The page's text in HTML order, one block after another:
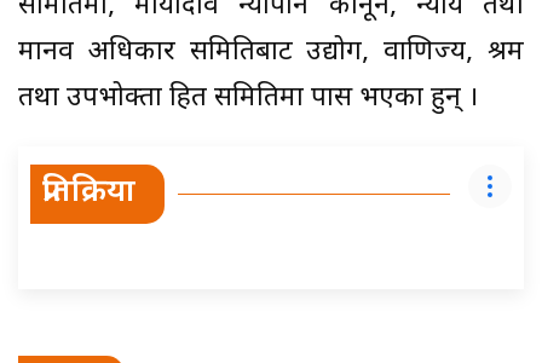
मानव अधिकार समितिबाट उद्योग, वाणिज्य, श्रम
तथा उपभोक्ता हित समितिमा पास भएका हुन् ।
प्रतिक्रिया